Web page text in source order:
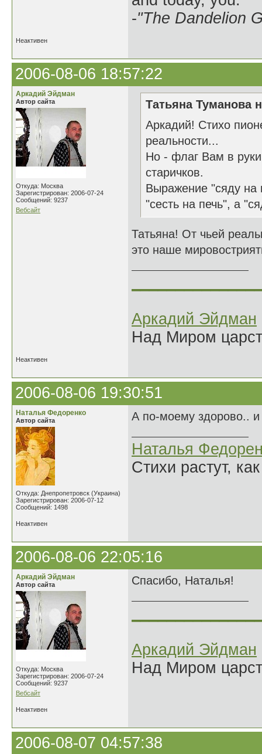
-"The Dandelion
Неактивен
2006-08-06 18:57:22
Аркадий Эйдман
Автор сайта
Откуда: Москва
Зарегистрирован: 2006-07-24
Сообщений: 9237
Вебсайт
Татьяна Туманова
Аркадий! Стихо
реальности...
Но - флаг Вам в
старичков.
Выражение "сяду на
"сесть на печь", а
Татьяна! От чьей
это наше
Аркадий Эйдман
Над Миром
Неактивен
2006-08-06 19:30:51
Наталья Федоренко
Автор сайта
Откуда: Днепропетровск (Украина)
Зарегистрирован: 2006-07-12
Сообщений: 1498
А по-моему здорово..
Наталья
Стихи растут,
Неактивен
2006-08-06 22:05:16
Аркадий Эйдман
Автор сайта
Откуда: Москва
Зарегистрирован: 2006-07-24
Сообщений: 9237
Вебсайт
Спасибо, Наталья!
Аркадий Эйдман
Над Миром
Неактивен
2006-08-07 04:57:38